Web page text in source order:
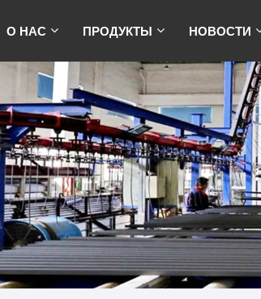
О НАС ПРОДУКТЫ НОВОСТИ